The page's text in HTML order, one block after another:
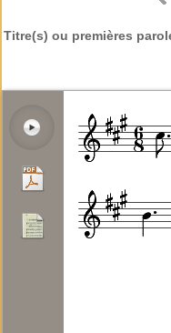
Titre(s) ou premières